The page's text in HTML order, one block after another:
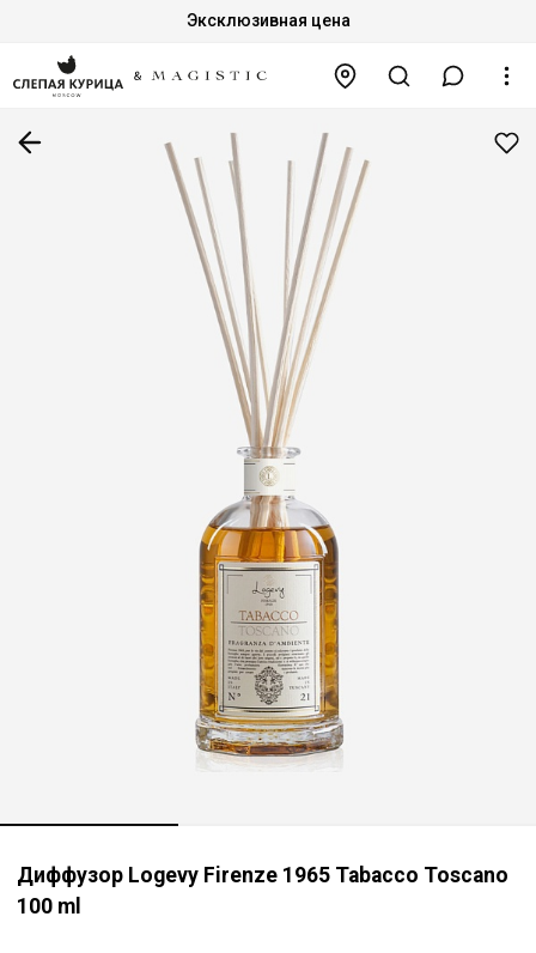
Эксклюзивная цена
Диффузор Logevy Firenze 1965 Tabacco Toscano
100 ml